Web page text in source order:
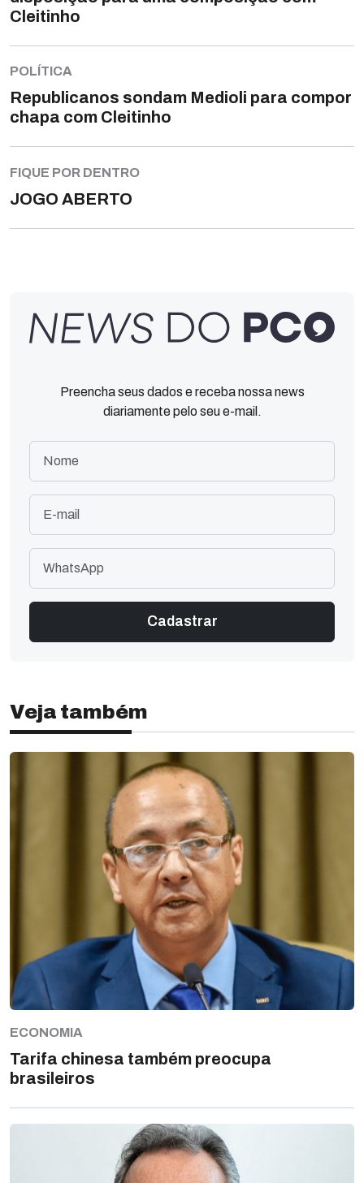
Cleitinho
POLÍTICA
Republicanos sondam Medioli para compor
chapa com Cleitinho
FIQUE POR DENTRO
JOGO ABERTO
Preencha seus dados e receba nossa news
diariamente pelo seu e-mail.
Veja também
ECONOMIA
Tarifa chinesa também preocupa
brasileiros